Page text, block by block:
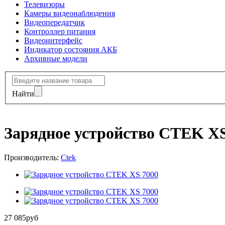
Телевизоры
Камеры видеонаблюдения
Видеопередатчик
Контроллер питания
Видеоинтерфейс
Индикатор состояния АКБ
Архивные модели
Найти
Зарядное устройство CTEK
Производитель: Ctek
27 085руб